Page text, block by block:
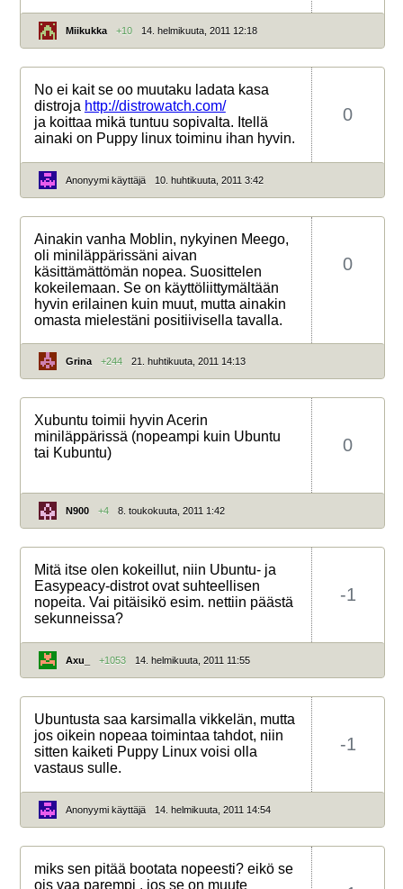
Miikukka +10 14. helmikuuta, 2011 12:18
No ei kait se oo muutaku ladata kasa
distroja http://distrowatch.com/
ja koittaa mikä tuntuu sopivalta. Itellä
ainaki on Puppy linux toiminu ihan hyvin.
0
Anonyymi käyttäjä 10. huhtikuuta, 2011 3:42
Ainakin vanha Moblin, nykyinen Meego,
oli miniläppärissäni aivan
käsittämättömän nopea. Suosittelen
kokeilemaan. Se on käyttöliittymältään
hyvin erilainen kuin muut, mutta ainakin
omasta mielestäni positiivisella tavalla.
0
Grina +244 21. huhtikuuta, 2011 14:13
Xubuntu toimii hyvin Acerin
miniläppärissä (nopeampi kuin Ubuntu
tai Kubuntu)
0
N900 +4 8. toukokuuta, 2011 1:42
Mitä itse olen kokeillut, niin Ubuntu- ja
Easypeacy-distrot ovat suhteellisen
nopeita. Vai pitäisikö esim. nettiin päästä
sekunneissa?
-1
Axu_ +1053 14. helmikuuta, 2011 11:55
Ubuntusta saa karsimalla vikkelän, mutta
jos oikein nopeaa toimintaa tahdot, niin
sitten kaiketi Puppy Linux voisi olla
vastaus sulle.
-1
Anonyymi käyttäjä 14. helmikuuta, 2011 14:54
miks sen pitää bootata nopeesti? eikö se
ois vaa parempi , jos se on muute